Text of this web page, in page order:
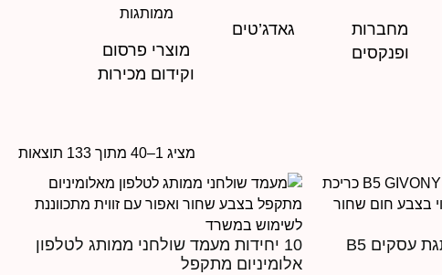
מחברות
ופנקסים
גאדג’טים
מוצרי פרסום
וקידום מכירות
מציג 1–40 מתוך 133 תוצאות
10 יחידות מחברת ממותגת עסקים B5
10 יחידות מעמד שולחני ממותג לטלפון
אלומיניום מתקפל